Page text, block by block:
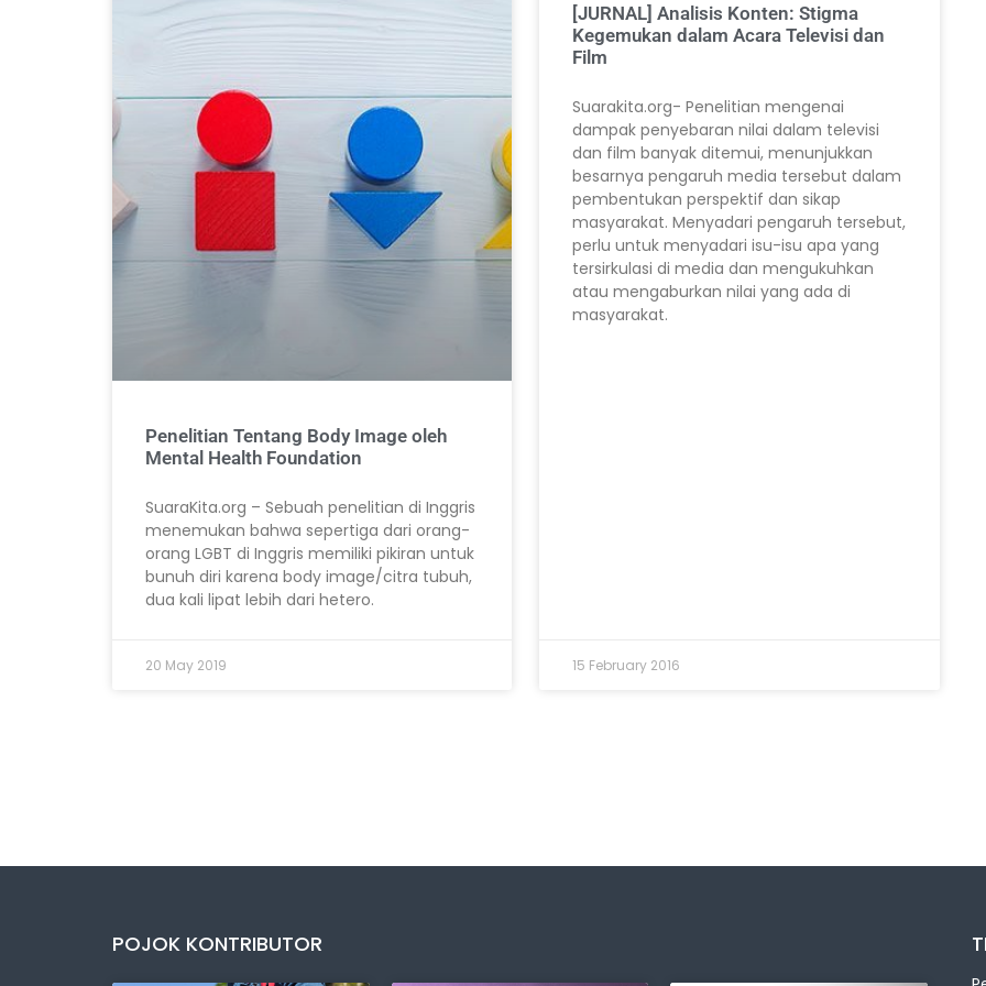
Penelitian Tentang Body Image oleh
Mental Health Foundation
SuaraKita.org – Sebuah penelitian di Inggris
menemukan bahwa sepertiga dari orang-
orang LGBT di Inggris memiliki pikiran untuk
bunuh diri karena body image/citra tubuh,
dua kali lipat lebih dari hetero.
20 May 2019
[JURNAL] Analisis Konten: Stigma
Kegemukan dalam Acara Televisi dan
Film
Suarakita.org- Penelitian mengenai
dampak penyebaran nilai dalam televisi
dan film banyak ditemui, menunjukkan
besarnya pengaruh media tersebut dalam
pembentukan perspektif dan sikap
masyarakat. Menyadari pengaruh tersebut,
perlu untuk menyadari isu-isu apa yang
tersirkulasi di media dan mengukuhkan
atau mengaburkan nilai yang ada di
masyarakat.
15 February 2016
POJOK KONTRIBUTOR